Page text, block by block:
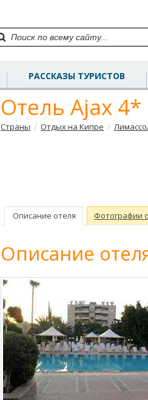
РАССКАЗЫ ТУРИСТОВ
Отель Ajax 4*
Страны / Отдых на Кипре /
Описание отеля Фотографии
Описание